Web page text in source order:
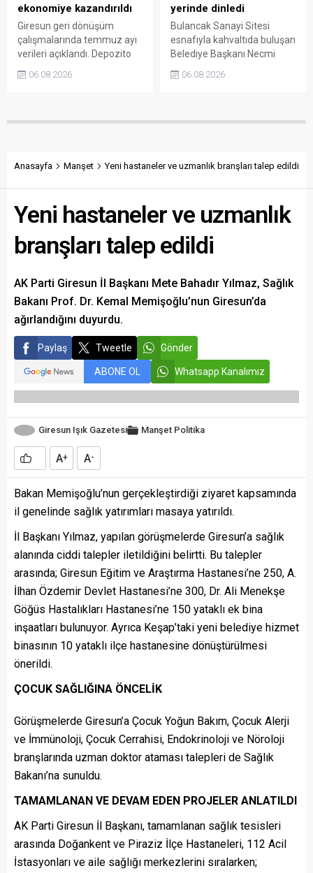
ekonomiye kazandırıldı
Giresun geri dönüşüm
çalışmalarında temmuz ayı
verileri açıklandı. Depozito
uygulamasına destek veren
önledi.
06.08.2026
yerinde dinledi
Bulancak Sanayi Sitesi
esnafıyla kahvaltıda buluşan
Belediye Başkanı Necmi
planlanan çalışmaları
beklentilerini doğrudan
06.08.2026
Anasayfa Manşet Yeni hastaneler ve uzmanlık branşları talep edildi
Yeni hastaneler ve uzmanlık
branşları talep edildi
AK Parti Giresun İl Başkanı Mete Bahadır Yılmaz, Sağlık
Bakanı Prof. Dr. Kemal Memişoğlu’nun Giresun’da
ağırlandığını duyurdu.
Paylaş Tweetle Gönder
ABONE OL Whatsapp Kanalımız
Giresun Işık Gazetesi Manşet Politika
A+ A-
Bakan Memişoğlu’nun gerçekleştirdiği ziyaret kapsamında
il genelinde sağlık yatırımları masaya yatırıldı.
İl Başkanı Yılmaz, yapılan görüşmelerde Giresun’a sağlık
alanında ciddi talepler iletildiğini belirtti. Bu talepler
arasında; Giresun Eğitim ve Araştırma Hastanesi’ne 250, A.
İlhan Özdemir Devlet Hastanesi’ne 300, Dr. Ali Menekşe
Göğüs Hastalıkları Hastanesi’ne 150 yataklı ek bina
inşaatları bulunuyor. Ayrıca Keşap’taki yeni belediye hizmet
binasının 10 yataklı ilçe hastanesine dönüştürülmesi
önerildi.
ÇOCUK SAĞLIĞINA ÖNCELİK
Görüşmelerde Giresun’a Çocuk Yoğun Bakım, Çocuk Alerji
ve İmmünoloji, Çocuk Cerrahisi, Endokrinoloji ve Nöroloji
branşlarında uzman doktor ataması talepleri de Sağlık
Bakanı’na sunuldu.
TAMAMLANAN VE DEVAM EDEN PROJELER ANLATILDI
AK Parti Giresun İl Başkanı, tamamlanan sağlık tesisleri
arasında Doğankent ve Piraziz İlçe Hastaneleri, 112 Acil
İstasyonları ve aile sağlığı merkezlerini sıralarken;